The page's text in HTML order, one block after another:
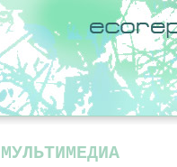
МУЛЬТИМЕДИА